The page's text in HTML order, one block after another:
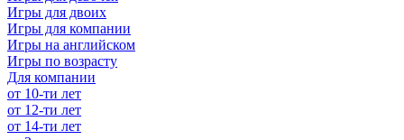
Игры для двоих
Игры для компании
Игры на английском
Игры по возрасту
Для компании
от 10-ти лет
от 12-ти лет
от 14-ти лет